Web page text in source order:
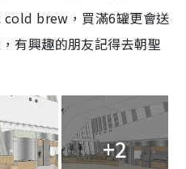
cold brew，買滿6罐更會送
有興趣的朋友記得去朝聖
+2